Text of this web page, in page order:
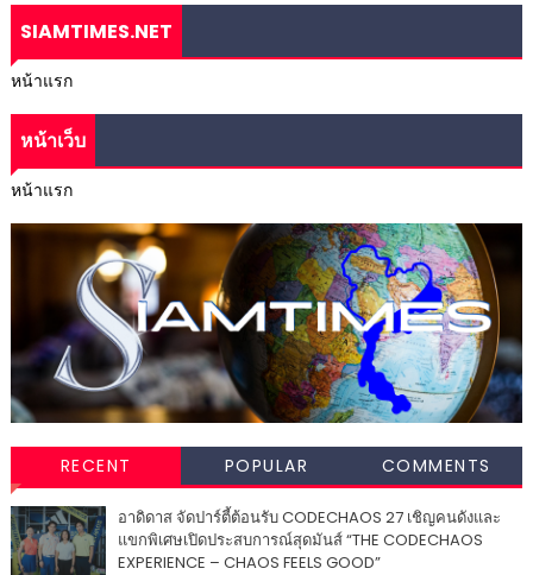
SIAMTIMES.NET
หน้าแรก
หน้าเว็บ
หน้าแรก
RECENT POPULAR COMMENTS
อาดิดาส จัดปาร์ตี้ต้อนรับ CODECHAOS 27 เชิญคนดังและ
แขกพิเศษเปิดประสบการณ์สุดมันส์ “THE CODECHAOS
EXPERIENCE – CHAOS FEELS GOOD”